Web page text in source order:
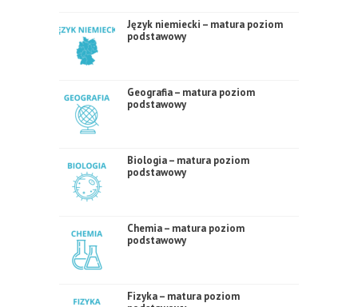
Język niemiecki – matura poziom
podstawowy
Geografia – matura poziom
podstawowy
Biologia – matura poziom
podstawowy
Chemia – matura poziom
podstawowy
Fizyka – matura poziom